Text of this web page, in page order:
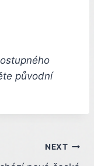
původní
NEXT